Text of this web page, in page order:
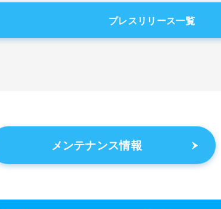
プレスリリース一覧
メンテナンス情報